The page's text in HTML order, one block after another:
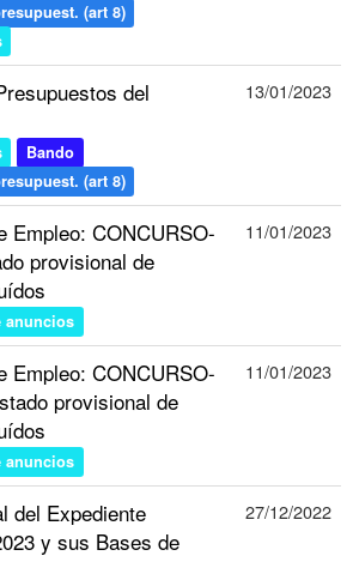
(art 8)
del
Bando
(art 8)
13/01/2023
Empleo: CONCURSO-
provisional de
anuncios
11/01/2023
Empleo: CONCURSO-
provisional de
anuncios
11/01/2023
del Expediente
y sus Bases de
27/12/2022